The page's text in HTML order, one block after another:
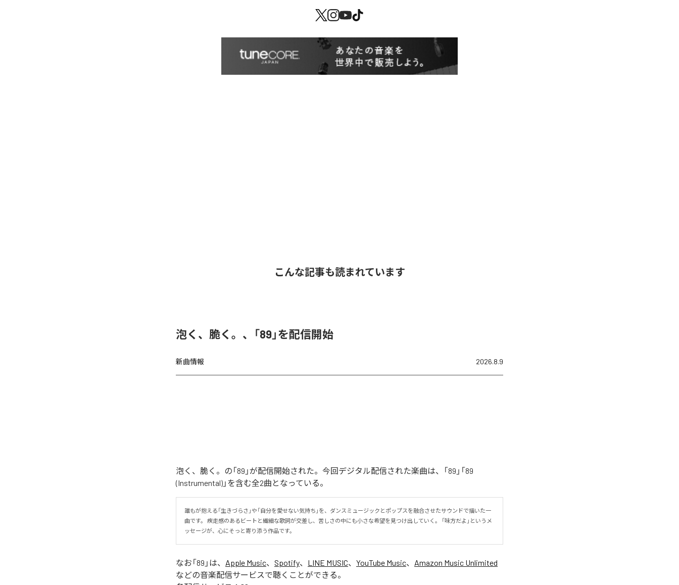
こんな記事も読まれています
泡く、脆く。、「89」を配信開始
新曲情報 2026.8.9
泡く、脆く。の「89」が配信開始された。今回デジタル配信された楽曲は、「89」「89
(Instrumental)」を含む全2曲となっている。
誰もが抱える「生きづらさ」や「自分を愛せない気持ち」を、ダンスミュージックとポップスを融合させたサウンドで描いた一
曲です。 疾走感のあるビートと繊細な歌詞が交差し、苦しさの中にも小さな希望を見つけ出していく。 「味方だよ」というメ
ッセージが、心にそっと寄り添う作品です。
なお「89 」は、 Apple Music、 Spotify、 LINE MUSIC、 YouTube Music、 Amazon Music Unlimited
などの音楽配信サービスで聴くことができる。